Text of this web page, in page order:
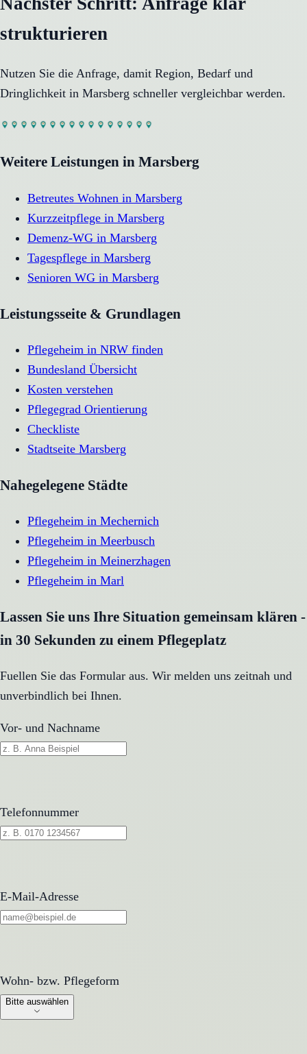
strukturieren
Nutzen Sie die Anfrage, damit Region, Bedarf und
Dringlichkeit in Marsberg schneller vergleichbar werden.
Weitere Leistungen in Marsberg
Betreutes Wohnen in Marsberg
Kurzzeitpflege in Marsberg
Demenz-WG in Marsberg
Tagespflege in Marsberg
Senioren WG in Marsberg
Leistungsseite & Grundlagen
Pflegeheim in NRW finden
Bundesland Übersicht
Kosten verstehen
Pflegegrad Orientierung
Checkliste
Stadtseite Marsberg
Nahegelegene Städte
Pflegeheim in Mechernich
Pflegeheim in Meerbusch
Pflegeheim in Meinerzhagen
Pflegeheim in Marl
Lassen Sie uns Ihre Situation gemeinsam klären -
in 30 Sekunden zu einem Pflegeplatz
Fuellen Sie das Formular aus. Wir melden uns zeitnah und
unverbindlich bei Ihnen.
Vor- und Nachname
Telefonnummer
E-Mail-Adresse
Wohn- bzw. Pflegeform
Wohn- bzw. Pflegeform
Bitte auswählen